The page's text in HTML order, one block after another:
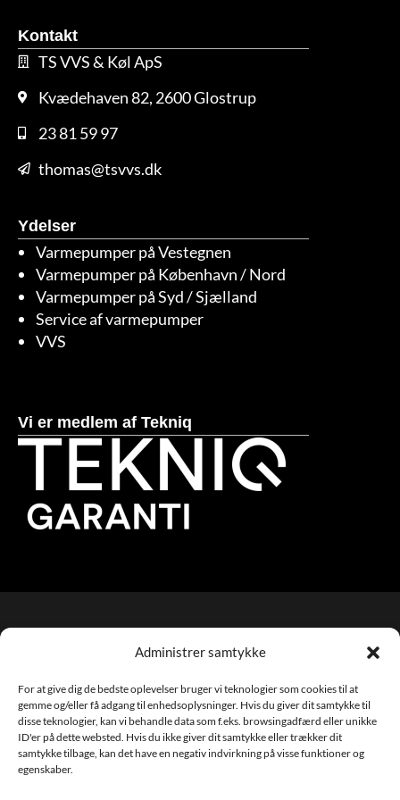
Administrer samtykke
For at give dig de bedste oplevelser bruger vi teknologier som cookies til at
gemme og/eller få adgang til enhedsoplysninger. Hvis du giver dit samtykke til
disse teknologier, kan vi behandle data som f.eks. browsingadfærd eller unikke
ID'er på dette websted. Hvis du ikke giver dit samtykke eller trækker dit
samtykke tilbage, kan det have en negativ indvirkning på visse funktioner og
egenskaber.
Kontakt
TS VVS & Køl ApS
Kvædehaven 82, 2600 Glostrup
23 81 59 97
thomas@tsvvs.dk
Ydelser
Varmepumper på Vestegnen
Varmepumper på København / Nord
Varmepumper på Syd / Sjælland
Service af varmepumper
VVS
Vi er medlem af Tekniq